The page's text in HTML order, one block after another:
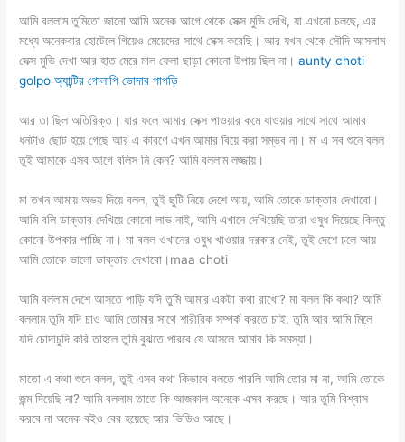
আমি বললাম তুমিতো জানো আমি অনেক আগে থেকে সেক্স মুভি দেখি, যা এখনো চলছে, এর
মধ্যে অনেকবার হোটেলে গিয়েও মেয়েদের সাথে সেক্স করেছি। আর যখন থেকে সৌদি আসলাম
সেক্স মুভি দেখা আর হাত মেরে মাল ফেলা ছাড়া কোনো উপায় ছিল না।aunty choti
golpo অ্যান্টির গোলাপি ভোদার পাপড়ি
আর তা ছিল অতিরিক্ত। যার ফলে আমার সেক্স পাওয়ার কমে যাওয়ার সাথে সাথে আমার
ধনটাও ছোট হয়ে গেছে আর এ কারণে এখন আমার বিয়ে করা সম্ভব না। মা এ সব শুনে বলল
তুই আমাকে এসব আগে বলিস নি কেন? আমি বললাম লজ্জায়।
মা তখন আমায় অভয় দিয়ে বলল, তুই ছুটি নিয়ে দেশে আয়, আমি তোকে ডাক্তার দেখাবো।
আমি বলি ডাক্তার দেখিয়ে কোনো লাভ নাই, আমি এখানে দেখিয়েছি তারা ওষুধ দিয়েছে কিন্তু
কোনো উপকার পাচ্ছি না। মা বলল ওখানের ওষুধ খাওয়ার দরকার নেই, তুই দেশে চলে আয়
আমি তোকে ভালো ডাক্তার দেখাবো।maa choti
আমি বললাম দেশে আসতে পাড়ি যদি তুমি আমার একটা কথা রাখো? মা বলল কি কথা? আমি
বললাম তুমি যদি চাও আমি তোমার সাথে শারীরিক সম্পর্ক করতে চাই, তুমি আর আমি মিলে
যদি চোদাচুদি করি তাহলে তুমি বুঝতে পারবে যে আসলে আমার কি সমস্যা।
মাতো এ কথা শুনে বলল, তুই এসব কথা কিভাবে বলতে পারলি আমি তোর মা না, আমি তোকে
জন্ম দিয়েছি না? আমি বললাম তাতে কি আজকাল অনেকে এসব করছে। আর তুমি বিশ্বাস
করবে না অনেক বইও বের হয়েছে আর ভিডিও আছে।